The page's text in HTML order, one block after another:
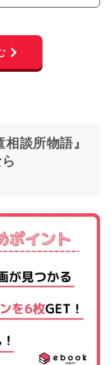
談所物語』